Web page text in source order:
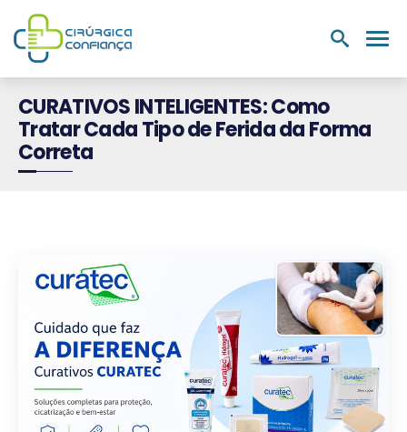
LABORATÓRIOS SUPLEMENTOS
CURATIVOS INTELIGENTES: Como
Tratar Cada Tipo de Ferida da Forma
Correta